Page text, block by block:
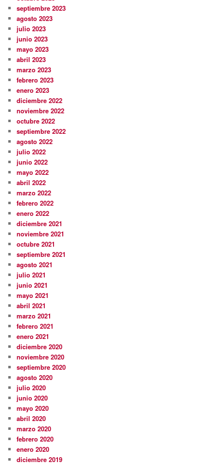
septiembre 2023
agosto 2023
julio 2023
junio 2023
mayo 2023
abril 2023
marzo 2023
febrero 2023
enero 2023
diciembre 2022
noviembre 2022
octubre 2022
septiembre 2022
agosto 2022
julio 2022
junio 2022
mayo 2022
abril 2022
marzo 2022
febrero 2022
enero 2022
diciembre 2021
noviembre 2021
octubre 2021
septiembre 2021
agosto 2021
julio 2021
junio 2021
mayo 2021
abril 2021
marzo 2021
febrero 2021
enero 2021
diciembre 2020
noviembre 2020
septiembre 2020
agosto 2020
julio 2020
junio 2020
mayo 2020
abril 2020
marzo 2020
febrero 2020
enero 2020
diciembre 2019